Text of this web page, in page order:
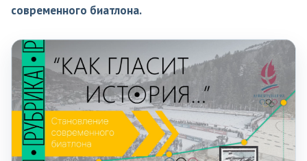
современного биатлона.